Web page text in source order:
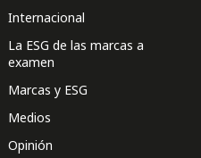
Internacional
La ESG de las marcas a
examen
Marcas y ESG
Medios
Opinión